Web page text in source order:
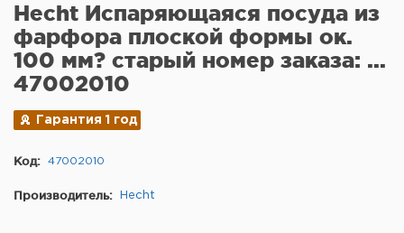
Hecht Испаряющаяся посуда из
фарфора плоской формы ок.
100 мм? старый номер заказа: ...
47002010
Гарантия 1 год
Код: 47002010
Производитель: Hecht